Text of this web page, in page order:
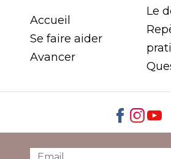
Accueil
Se faire aider
Avancer
Le